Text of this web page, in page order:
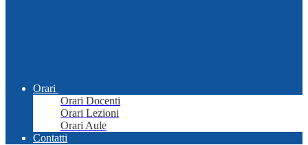
Orari
Orari Docenti
Orari Lezioni
Orari Aule
Contatti